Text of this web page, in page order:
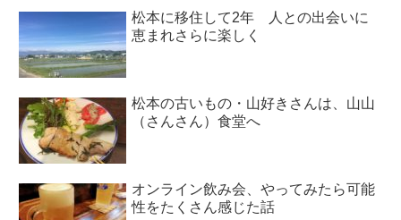
松本に移住して2年 人との出会いに
恵まれさらに楽しく
松本の古いもの・山好きさんは、山山
（さんさん）食堂へ
オンライン飲み会、やってみたら可能
性をたくさん感じた話